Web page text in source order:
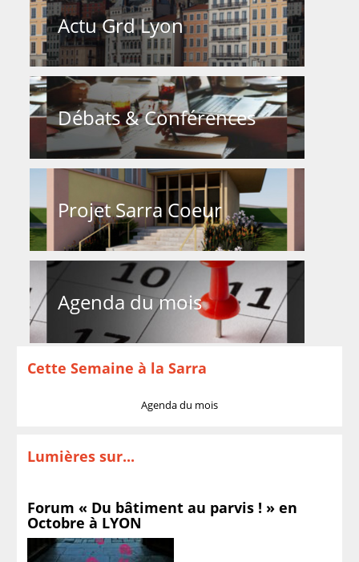
Actu Grd Lyon
Débats & Conférences
Projet Sarra Coeur
Agenda du mois
Cette Semaine à la Sarra
Agenda du mois
Lumières sur...
Forum « Du bâtiment au parvis ! » en
Octobre à LYON